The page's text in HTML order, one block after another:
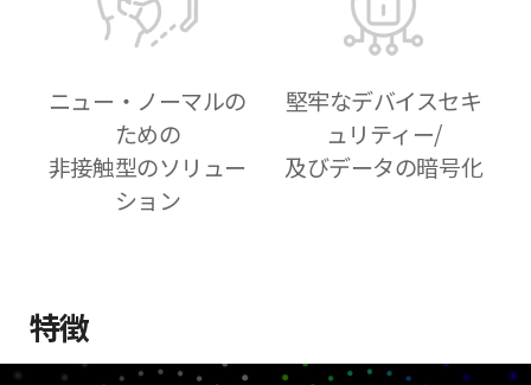
ニュー・ノーマルの
ための
非接触型のソリュー
ション
堅牢なデバイスセキ
ュリティー/
及びデータの暗号化
特徴